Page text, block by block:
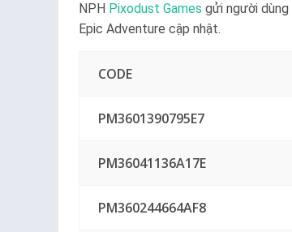
NPH Pixodust Games gửi người dùng
Epic Adventure cập nhật.
CODE
PM3601390795E7
PM36041136A17E
PM360244664AF8